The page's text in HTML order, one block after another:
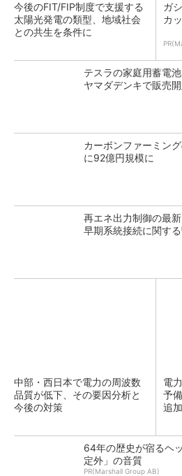
今後のFIT/FIP制度で支援する
太陽光発電の類型、地域社会
との共生を条件に
ガ
カ
テスラの家庭用蓄電
ヤマダデンキで販売
カーボンファーミン
に92億円規模に
再エネ出力制御の最
早期系統接続に関す
中部・西日本で電力の周波数
品質が低下、その要因分析と
今後の対策
電
予
追
64年の歴史が宿るヘ
定外」の音質
PR(Marshall Group AB)